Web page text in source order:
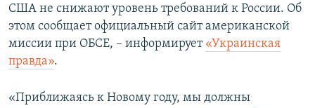
США не снижают уровень требований к России. Об
этом сообщает официальный сайт американской
миссии при ОБСЕ, – информирует «Украинская
правда».
«Приближаясь к Новому году, мы должны